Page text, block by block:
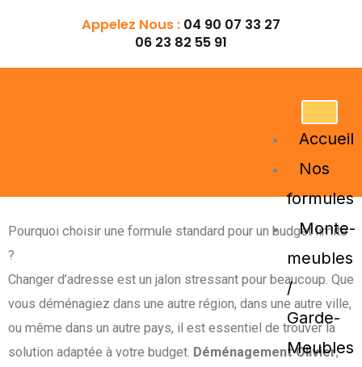
Appelez Nous : 04 90 07 33 27
06 23 82 55 91
Accueil
Nos
formules
Monte-
meubles
/
Garde-
Meubles
Pourquoi choisir une formule standard pour un budget limité
?
Changer d’adresse est un jalon stressant pour beaucoup. Que
vous déménagiez dans une autre région, dans une autre ville,
ou même dans un autre pays, il est essentiel de trouver la
solution adaptée à votre budget. Déménagement Olivier,